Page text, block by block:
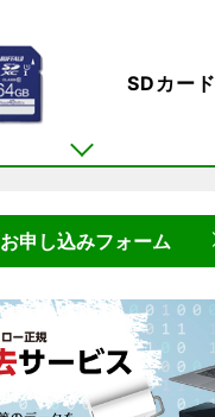
SDカード
お申し込みフォーム